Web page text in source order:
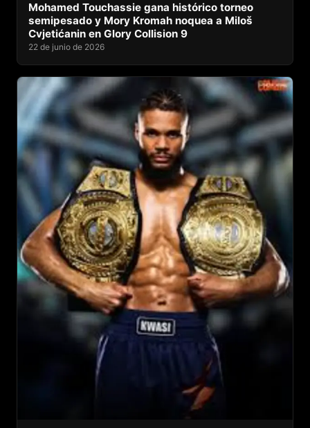
Mohamed Touchassie gana histórico torneo
semipesado y Mory Kromah noquea a Miloš
Cvjetićanin en Glory Collision 9
22 de junio de 2026